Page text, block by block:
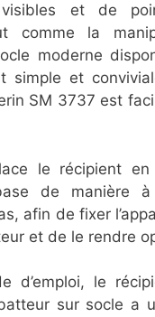
et de
comme la
moderne
simple et
SM 3737 est
le récipient
de manière
afin de fixer
et de le rendre
d’emploi, le
sur socle a